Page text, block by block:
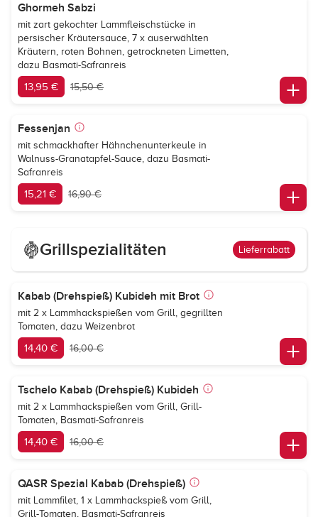
Ghormeh Sabzi
mit zart gekochter Lammfleischstücke in
persischer Kräutersauce, 7 x auserwählten
Kräutern, roten Bohnen, getrockneten Limetten,
dazu Basmati-Safranreis
13,95 € 15,50 €
Fessenjan
mit schmackhafter Hähnchenunterkeule in
Walnuss-Granatapfel-Sauce, dazu Basmati-
Safranreis
15,21 € 16,90 €
Grillspezialitäten Lieferrabatt
Kabab (Drehspieß) Kubideh mit Brot
mit 2 x Lammhackspießen vom Grill, gegrillten
Tomaten, dazu Weizenbrot
14,40 € 16,00 €
Tschelo Kabab (Drehspieß) Kubideh
mit 2 x Lammhackspießen vom Grill, Grill-
Tomaten, Basmati-Safranreis
14,40 € 16,00 €
QASR Spezial Kabab (Drehspieß)
mit Lammfilet, 1 x Lammhackspieß vom Grill,
Grill-Tomaten, Basmati-Safranreis